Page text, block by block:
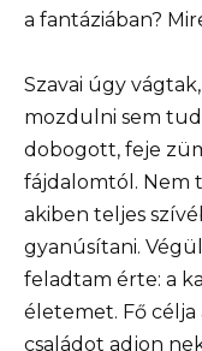
a fantáziában?
Szavai úgy
mozdulni sem
dobogott, feje
fájdalomtól. Nem
akiben teljes
gyanúsítani.
feladtam érte: a
életemet. Fő
családot adjon